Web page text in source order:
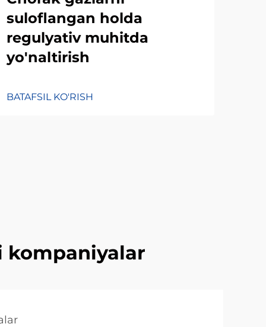
suloflangan holda
regulyativ muhitda
yo'naltirish
BATAFSIL KO'RISH